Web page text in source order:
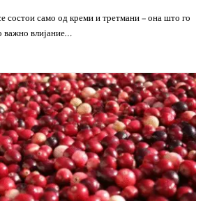
состои само од креми и третмани – она што го
важно влијание…